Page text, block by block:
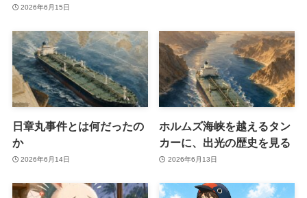
2026年6月15日
日章丸事件とは何だったの
か
2026年6月14日
ホルムズ海峡を越えるタン
カーに、出光の歴史を見る
2026年6月13日